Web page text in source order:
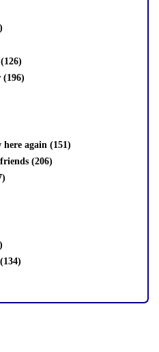
(196)
here again (151)
(206)